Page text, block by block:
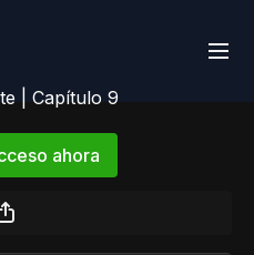
| Capítulo 9
ahora
para continuar
9